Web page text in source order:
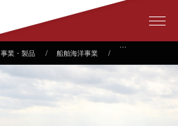
事業・製品 船舶海洋事業